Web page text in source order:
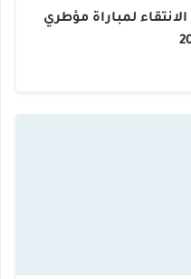
لمباراة مؤطري